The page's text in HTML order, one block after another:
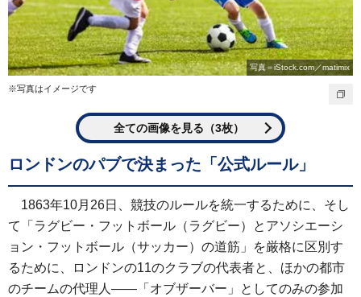
写真＝iStock.com／matimix
※写真はイメージです
全ての画像を見る（3枚）
ロンドンのパブで決まった「公式ルール」
1863年10月26日、競技のルールを統一するために、そし
て「ラグビー・フットボール（ラグビー）とアソシエーシ
ョン・フットボール（サッカー）の道筋」を厳格に区別す
るために、ロンドンの11のクラブの代表者と、ほかの都市
のチームの代理人――「オブザーバー」としてのみの参加